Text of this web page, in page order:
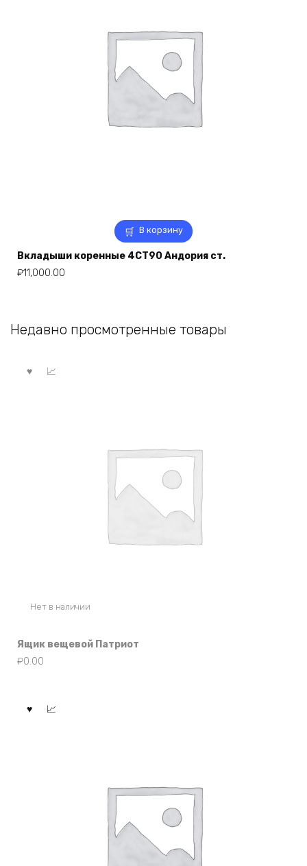
В корзину
Вкладыши коренные 4СТ90 Андория ст.
₽11,000.00
Недавно просмотренные товары
Нет в наличии
Ящик вещевой Патриот
₽0.00